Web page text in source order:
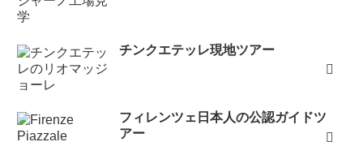
チンクエテッレ現地ツアー
フィレンツェ日本人の公認ガイドツ
アー